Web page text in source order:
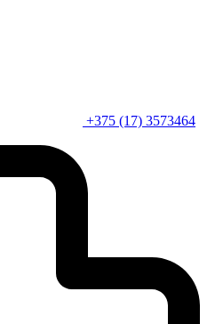
+375 (17) 3573464